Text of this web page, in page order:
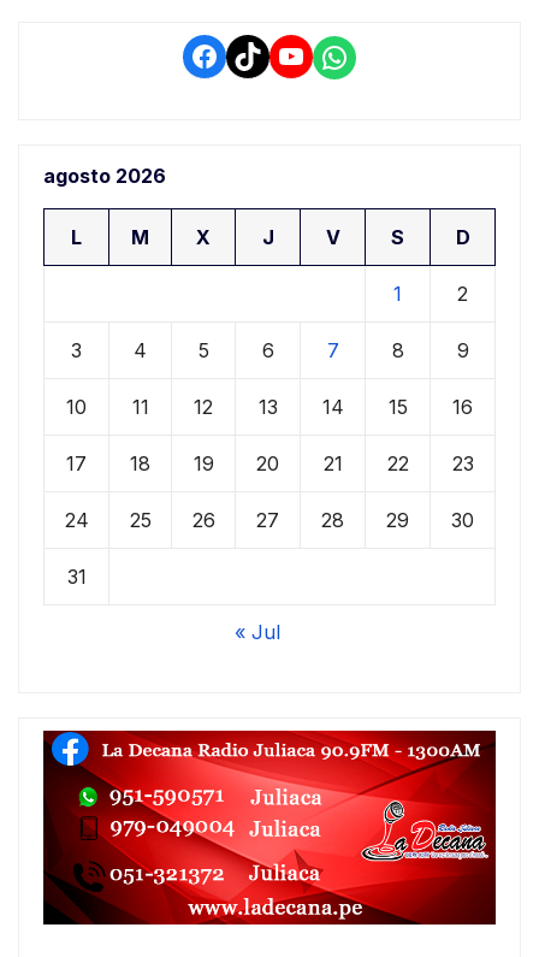
Facebook
TikTokYouTube
WhatsApp
agosto 2026
L M X J V S D
1 2
3 4 5 6 7 8 9
10 11 12 13 14 15 16
17 18 19 20 21 22 23
24 25 26 27 28 29 30
31
« Jul